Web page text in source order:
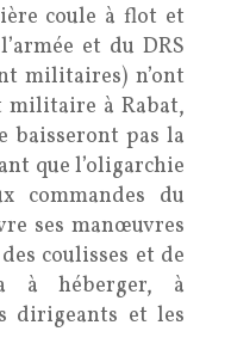
coule à flot et
et du DRS
militaires) n’ont
militaire à Rabat,
baisseront pas la
que l’oligarchie
commandes du
ses manœuvres
coulisses et de
à héberger, à
dirigeants et les